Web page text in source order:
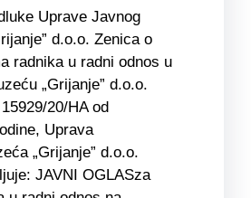
Uprave Javnog
d.o.o. Zenica o
radnika u radni odnos u
„Grijanje” d.o.o.
20/HA od
Uprava
„Grijanje” d.o.o.
JAVNI OGLASza